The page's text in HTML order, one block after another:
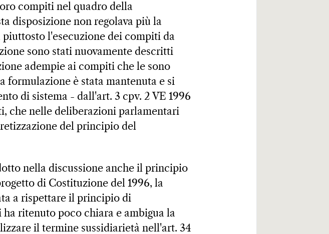
compiti nel quadro della
disposizione non regolava più la
l'esecuzione dei compiti da
sono stati nuovamente descritti
adempie ai compiti che le sono
formulazione è stata mantenuta e si
di sistema - dall'art. 3 cpv. 2 VE 1996
che nelle deliberazioni parlamentari
del principio del
nella discussione anche il principio
di Costituzione del 1996, la
a rispettare il principio di
ritenuto poco chiara e ambigua la
il termine sussidiarietà nell'art. 34